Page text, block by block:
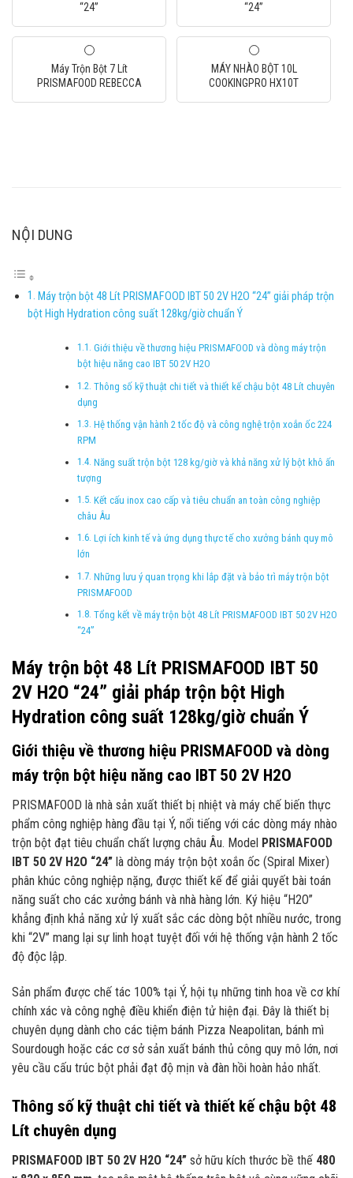
“24”
“24”
Máy Trộn Bột 7 Lít
PRISMAFOOD REBECCA
MÁY NHÀO BỘT 10L
COOKINGPRO HX10T
NỘI DUNG
Máy trộn bột 48 Lít PRISMAFOOD IBT 50 2V H2O “24” giải pháp trộn
bột High Hydration công suất 128kg/giờ chuẩn Ý
Giới thiệu về thương hiệu PRISMAFOOD và dòng máy trộn
bột hiệu năng cao IBT 50 2V H2O
Thông số kỹ thuật chi tiết và thiết kế chậu bột 48 Lít chuyên
dụng
Hệ thống vận hành 2 tốc độ và công nghệ trộn xoắn ốc 224
RPM
Năng suất trộn bột 128 kg/giờ và khả năng xử lý bột khô ấn
tượng
Kết cấu inox cao cấp và tiêu chuẩn an toàn công nghiệp
châu Âu
Lợi ích kinh tế và ứng dụng thực tế cho xưởng bánh quy mô
lớn
Những lưu ý quan trọng khi lắp đặt và bảo trì máy trộn bột
PRISMAFOOD
Tổng kết về máy trộn bột 48 Lít PRISMAFOOD IBT 50 2V H2O
“24”
Máy trộn bột 48 Lít PRISMAFOOD IBT 50
2V H2O “24” giải pháp trộn bột High
Hydration công suất 128kg/giờ chuẩn Ý
Giới thiệu về thương hiệu PRISMAFOOD và dòng
máy trộn bột hiệu năng cao IBT 50 2V H2O
PRISMAFOOD là nhà sản xuất thiết bị nhiệt và máy chế biến thực
phẩm công nghiệp hàng đầu tại Ý, nổi tiếng với các dòng máy nhào
trộn bột đạt tiêu chuẩn chất lượng châu Âu. Model PRISMAFOOD
IBT 50 2V H2O “24” là dòng máy trộn bột xoắn ốc (Spiral Mixer)
phân khúc công nghiệp nặng, được thiết kế để giải quyết bài toán
năng suất cho các xưởng bánh và nhà hàng lớn. Ký hiệu “H2O”
khẳng định khả năng xử lý xuất sắc các dòng bột nhiều nước, trong
khi “2V” mang lại sự linh hoạt tuyệt đối với hệ thống vận hành 2 tốc
độ độc lập.
Sản phẩm được chế tác 100% tại Ý, hội tụ những tinh hoa về cơ khí
chính xác và công nghệ điều khiển điện tử hiện đại. Đây là thiết bị
chuyên dụng dành cho các tiệm bánh Pizza Neapolitan, bánh mì
Sourdough hoặc các cơ sở sản xuất bánh thủ công quy mô lớn, nơi
yêu cầu cấu trúc bột phải đạt độ mịn và đàn hồi hoàn hảo nhất.
Thông số kỹ thuật chi tiết và thiết kế chậu bột 48
Lít chuyên dụng
PRISMAFOOD IBT 50 2V H2O “24” sở hữu kích thước bề thế 480